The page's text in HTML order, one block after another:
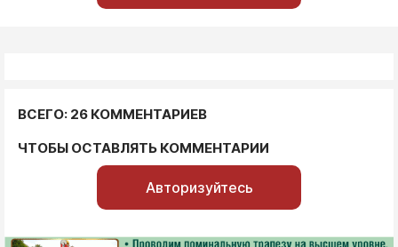
ВСЕГО: 26 КОММЕНТАРИЕВ
ЧТОБЫ ОСТАВЛЯТЬ КОММЕНТАРИИ
Авторизуйтесь